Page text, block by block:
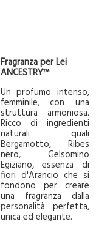
Fragranza per Lei
ANCESTRY™
Un profumo intenso,
femminile, con una
struttura armoniosa.
Ricco di ingredienti
naturali quali
Bergamotto, Ribes
nero, Gelsomino
Egiziano, essenza di
fiori d'Arancio che si
fondono per creare
una fragranza dalla
personalità perfetta,
unica ed elegante.